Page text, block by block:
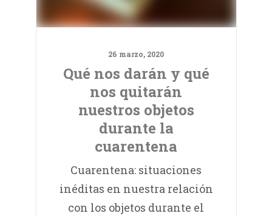
26 marzo, 2020
Qué nos darán y qué
nos quitarán
nuestros objetos
durante la
cuarentena
Cuarentena: situaciones
inéditas en nuestra relación
con los objetos durante el